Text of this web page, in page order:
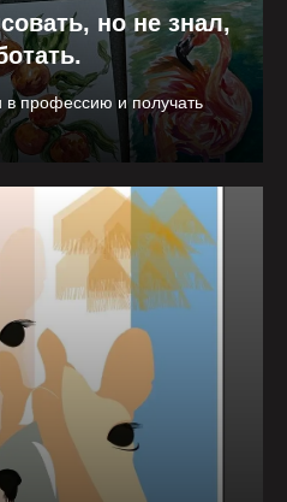
но не знал,
в профессию и получать